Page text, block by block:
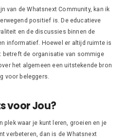
van de Whatsnext Community, kan ik
positief is. De educatieve
en de discussies binnen de
informatief. Hoewel er altijd ruimte is
betreft de organisatie van sommige
het algemeen een uitstekende bron
voor beleggers.
voor Jou?
plek waar je kunt leren, groeien en je
verbeteren, dan is de Whatsnext